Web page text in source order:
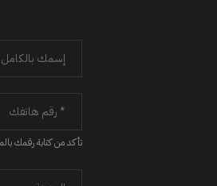
تأكد من كتابة رقمك بالمدد الدولي 218+ لرقمك داخل